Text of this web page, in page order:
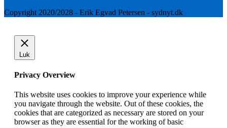
Copyright 2020/2028 - Erik Egvad Petersen - sydnyt.dk
Luk
Privacy Overview
This website uses cookies to improve your experience while
you navigate through the website. Out of these cookies, the
cookies that are categorized as necessary are stored on your
browser as they are essential for the working of basic